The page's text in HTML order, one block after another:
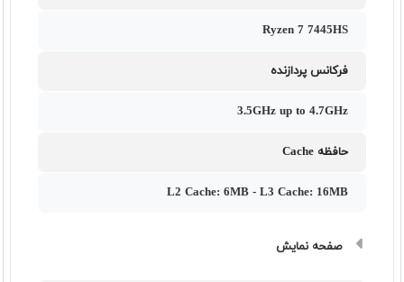
Ryzen 7 7445HS
فرکانس پردازنده
3.5GHz up to 4.7GHz
حافظه Cache
L2 Cache: 6MB - L3 Cache: 16MB
صفحه نمایش